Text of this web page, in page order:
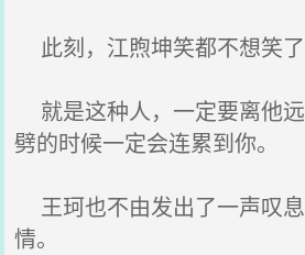
此刻，江煦坤笑都不想笑了
就是这种人，一定要离他
劈的时候一定会连累到你。
王珂也不由发出了一声叹
情。